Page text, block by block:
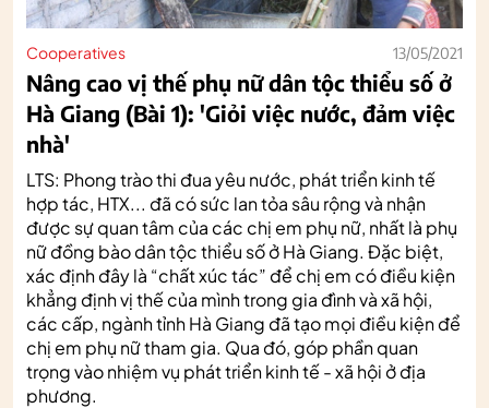
Cooperatives 13/05/2021
Nâng cao vị thế phụ nữ dân tộc thiểu số ở
Hà Giang (Bài 1): 'Giỏi việc nước, đảm việc
nhà'
LTS: Phong trào thi đua yêu nước, phát triển kinh tế
hợp tác, HTX... đã có sức lan tỏa sâu rộng và nhận
được sự quan tâm của các chị em phụ nữ, nhất là phụ
nữ đồng bào dân tộc thiểu số ở Hà Giang. Đặc biệt,
xác định đây là “chất xúc tác” để chị em có điều kiện
khẳng định vị thế của mình trong gia đình và xã hội,
các cấp, ngành tỉnh Hà Giang đã tạo mọi điều kiện để
chị em phụ nữ tham gia. Qua đó, góp phần quan
trọng vào nhiệm vụ phát triển kinh tế - xã hội ở địa
phương.